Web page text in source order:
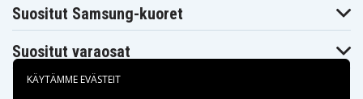
Suositut Samsung-kuoret
Suositut varaosat
KÄYTÄMME EVÄSTEIT